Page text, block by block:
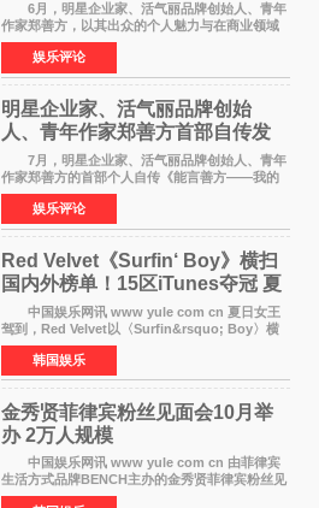
6月，明星企业家、活气丽品牌创始人、青年
作家郑善方，以其出众的个人魅力与在商业领域
的卓越建树，成功登上《势界
POWERCIRCLES》，展现了他在时尚与商业领
域的双重影响力。 明星企业家、青
娱乐评论
明星企业家、活气丽品牌创始
人、青年作家郑善方首部自传发
布， 书写跨界创业者的成长答卷
7月，明星企业家、活气丽品牌创始人、青年
作家郑善方的首部个人自传《能言善方——我的
跨界人生》正式发行。这本书以他的人生轨迹为
脉络，首次完整公开了从逐梦少年到横跨美业、
公益等多领域的
娱乐评论
Red Velvet《Surfin‘ Boy》横扫
国内外榜单！15区iTunes夺冠 夏
日女王强势回归
中国娱乐网讯 www yule com cn 夏日女王
驾到，Red Velvet以〈Surfin&rsquo; Boy〉横
扫国内外榜单，获得音乐粉丝的热烈反响。
Red Velvet于3日发行了夏日迷你专辑《Velvet
Summer》，
韩国娱乐
金秀贤菲律宾粉丝见面会10月举
办 2万人规模
中国娱乐网讯 www yule com cn 由菲律宾
生活方式品牌BENCH主办的金秀贤菲律宾粉丝见
面会，将于10月2日在马尼拉SM Mall of